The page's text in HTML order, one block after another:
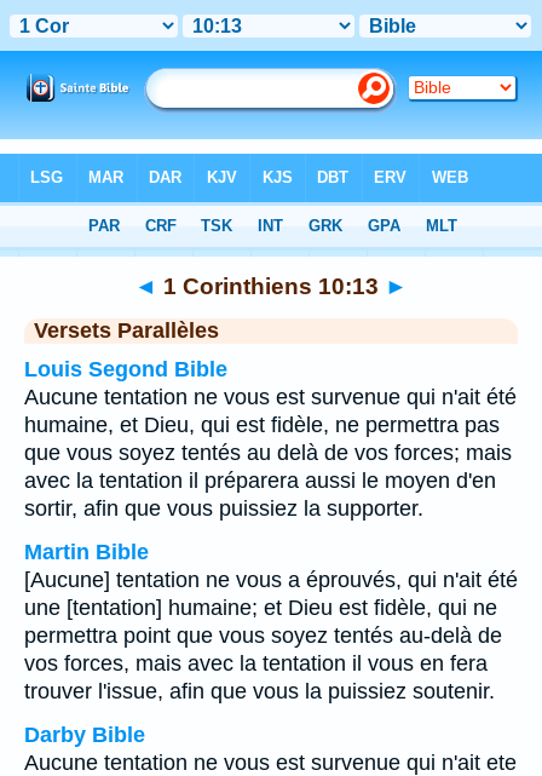
> Chapitre 10 > Verset 13
◄ 1 Corinthiens 10:13 ►
Versets Parallèles
Louis Segond Bible
Aucune tentation ne vous est survenue qui n'ait été
humaine, et Dieu, qui est fidèle, ne permettra pas
que vous soyez tentés au delà de vos forces; mais
avec la tentation il préparera aussi le moyen d'en
sortir, afin que vous puissiez la supporter.
Martin Bible
[Aucune] tentation ne vous a éprouvés, qui n'ait été
une [tentation] humaine; et Dieu est fidèle, qui ne
permettra point que vous soyez tentés au-delà de
vos forces, mais avec la tentation il vous en fera
trouver l'issue, afin que vous la puissiez soutenir.
Darby Bible
Aucune tentation ne vous est survenue qui n'ait ete